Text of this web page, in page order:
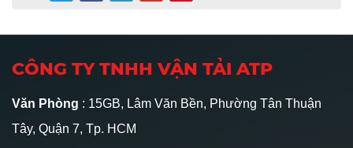
CÔNG TY TNHH VẬN TẢI ATP
Văn Phòng : 15GB, Lâm Văn Bền, Phường Tân Thuận
Tây, Quận 7, Tp. HCM